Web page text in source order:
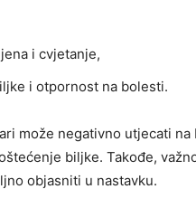
i cvjetanje,
i otpornost na bolesti.
može negativno utjecati
biljke. Takođe,
objasniti u nastavku.